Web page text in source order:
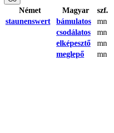
Német Magyar
szf.
staunenswert
bámulatos
mn
csodálatos
mn
elképesztő
mn
meglepő
mn